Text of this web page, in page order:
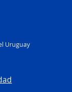
Uruguay